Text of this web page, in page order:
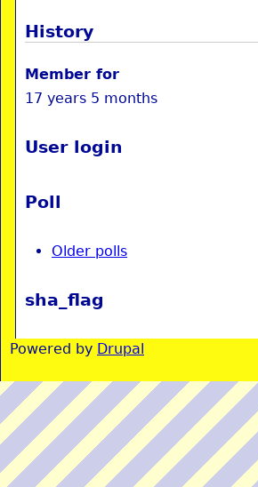
History
Member for
17 years 5 months
User login
Poll
Older polls
sha_flag
Powered by Drupal